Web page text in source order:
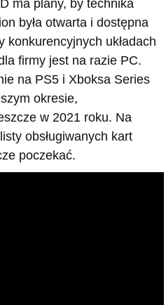
ma plany, by technika
była otwarta i dostępna
konkurencyjnych układach
firmy jest na razie PC.
na PS5 i Xboksa Series
okresie,
w 2021 roku. Na
obsługiwanych kart
poczekać.